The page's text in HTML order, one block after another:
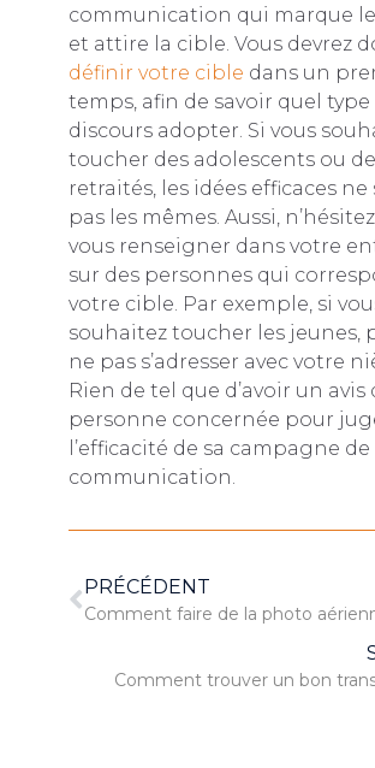
communication qui marque
et attire la cible. Vous devrez
définir votre cible dans un
temps, afin de savoir quel type
discours adopter. Si vous
toucher des adolescents ou
retraités, les idées efficaces
pas les mêmes. Aussi,
vous renseigner dans votre
sur des personnes qui
votre cible. Par exemple, si
souhaitez toucher les jeunes,
ne pas s’adresser avec votre
Rien de tel que d’avoir un avis
personne concernée pour
l’efficacité de sa campagne de
communication.
PRÉCÉDENT
Comment faire de la photo
Comment trouver un bon